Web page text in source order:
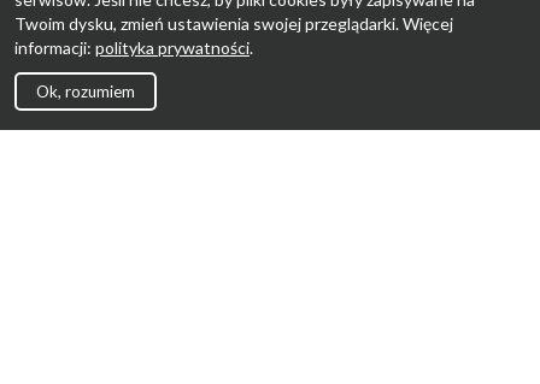
Twoim dysku, zmień ustawienia swojej przeglądarki. Więcej
informacji: polityka prywatności.
Ok, rozumiem